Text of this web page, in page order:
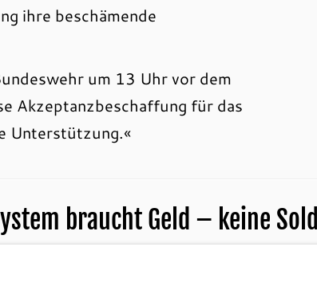
ihre beschämende
um 13 Uhr vor dem
Akzeptanzbeschaffung für das
Unterstützung.«
braucht Geld – keine